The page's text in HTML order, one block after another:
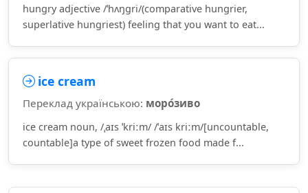
hungry adjective /ˈhʌŋɡri/(comparative hungrier,
superlative hungriest) feeling that you want to eat...
ice cream
Переклад українською: моро́зиво
ice cream noun, /ˌaɪs ˈkriːm/ /ˈaɪs kriːm/[uncountable,
countable]a type of sweet frozen food made f...